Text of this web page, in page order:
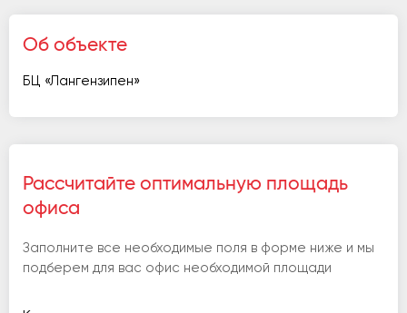
Об объекте
БЦ «Лангензипен»
Рассчитайте оптимальную площадь
офиса
Заполните все необходимые поля в форме ниже и мы
подберем для вас офис необходимой площади